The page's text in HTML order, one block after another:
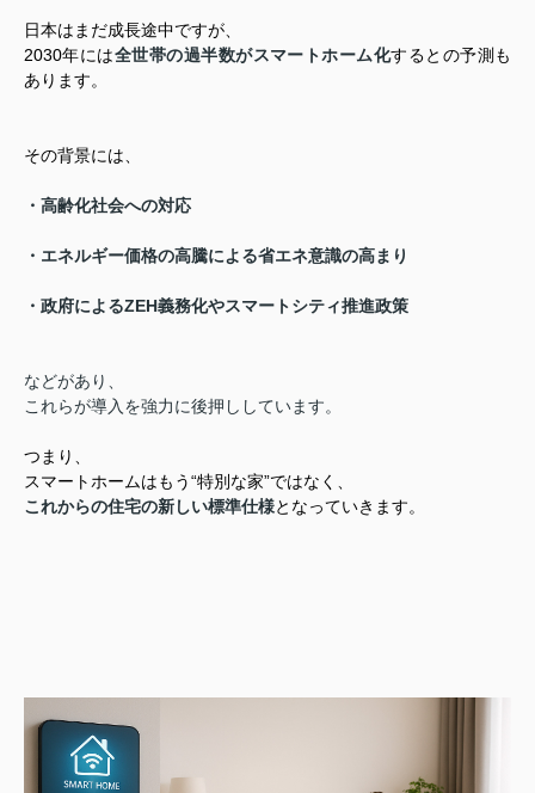
日本はまだ成長途中ですが、
2030年には全世帯の過半数がスマートホーム化するとの予測も
あります。
その背景には、
・高齢化社会への対応
・エネルギー価格の高騰による省エネ意識の高まり
・政府によるZEH義務化やスマートシティ推進政策
などがあり、
これらが導入を強力に後押ししています。
つまり、
スマートホームはもう“特別な家”ではなく、
これからの住宅の新しい標準仕様となっていきます。